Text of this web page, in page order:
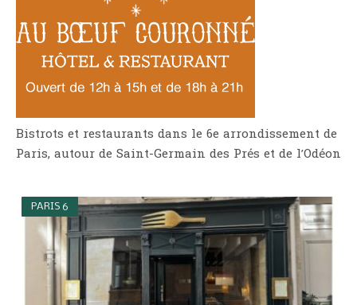
Bistrots et restaurants dans le 6e arrondissement de
Paris, autour de Saint-Germain des Prés et de l’Odéon
PARIS 6